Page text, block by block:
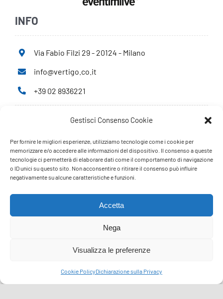
Gestisci Consenso Cookie
Per fornire le migliori esperienze, utilizziamo tecnologie come i cookie per
memorizzare e/o accedere alle informazioni del dispositivo. Il consenso a queste
tecnologie ci permetterà di elaborare dati come il comportamento di navigazione
o ID unici su questo sito. Non acconsentire o ritirare il consenso può influire
negativamente su alcune caratteristiche e funzioni.
Accetta
Nega
Visualizza le preferenze
Cookie PolicyDichiarazione sulla Privacy
INFO
Via Fabio Filzi 29 - 20124 - Milano
info@vertigo.co.it
+39 02 8936221
Privacy Policy
Cookie Policy
PARTNERS